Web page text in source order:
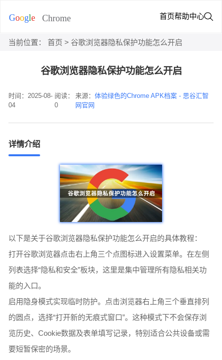
首页帮助中心
当前位置： 首页 > 谷歌浏览器隐私保护功能怎么开启
谷歌浏览器隐私保护功能怎么开启
时间：2025-08-
04
阅读：
0
来源：体验绿色的Chrome APK档案 - 思谷汇智
网官网
详情介绍
以下是关于谷歌浏览器隐私保护功能怎么开启的具体教程：
打开谷歌浏览器点击右上角三个点图标进入设置菜单。在左侧
列表选择“隐私和安全”板块，这里是集中管理所有隐私相关功
能的入口。
启用隐身模式实现临时防护。点击浏览器右上角三个垂直排列
的圆点，选择“打开新的无痕式窗口”。这种模式下不会保存浏
览历史、Cookie数据及表单填写记录，特别适合公共设备或需
要短暂保密的场景。